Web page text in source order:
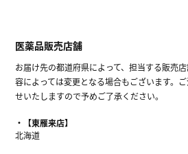
医薬品販売店舗
お届け先の都道府県によって、担当する販売
容によっては変更となる場合もございます。
せいたしますので予めご了承ください。
【東雁来店】
北海道